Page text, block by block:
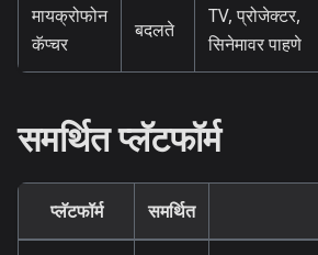
मायक्रोफोन
कॅप्चर
बदलते
TV, प्रोजेक्टर,
सिनेमावर पाहणे
समर्थित प्लॅटफॉर्म
प्लॅटफॉर्म समर्थित